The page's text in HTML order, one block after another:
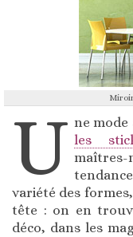
U ne mode
les
variété des
tête : on en
déco, dans les